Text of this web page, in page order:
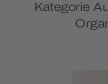
Kategorie